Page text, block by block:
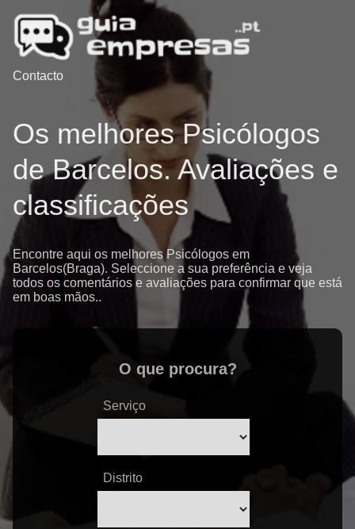
Contacto
Os melhores Psicólogos
de Barcelos. Avaliações e
classificações
Encontre aqui os melhores Psicólogos em
Barcelos(Braga). Seleccione a sua preferência e veja
todos os comentários e avaliações para confirmar que está
em boas mãos..
O que procura?
Serviço
Distrito